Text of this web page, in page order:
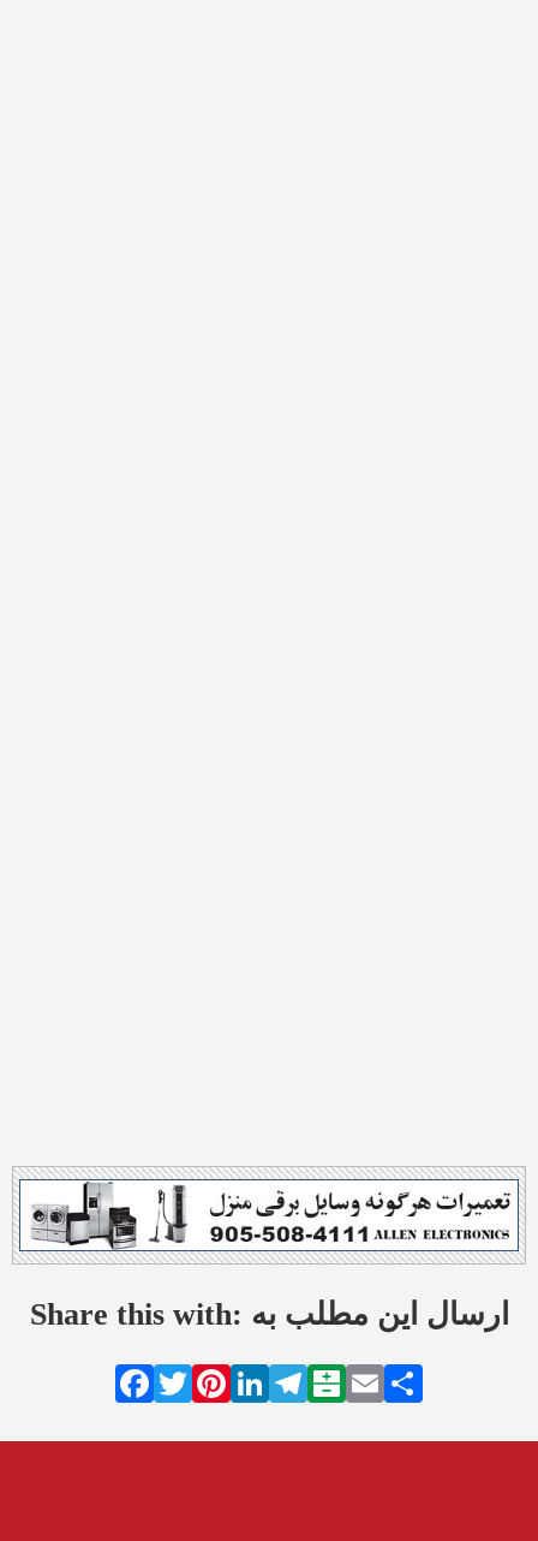
Share this with: ارسال این مطلب به
Facebook
TwitterPinterestLinkedIn
Telegram
Balatarin
Email